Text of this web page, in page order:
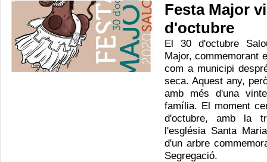
Festa Major
d'octubre
El 30 d'octubre
Major, commemorant
com a municipi
seca. Aquest any,
amb més d'una
família. El moment
d'octubre, amb la
l'església Santa
d'un arbre
Segregació.